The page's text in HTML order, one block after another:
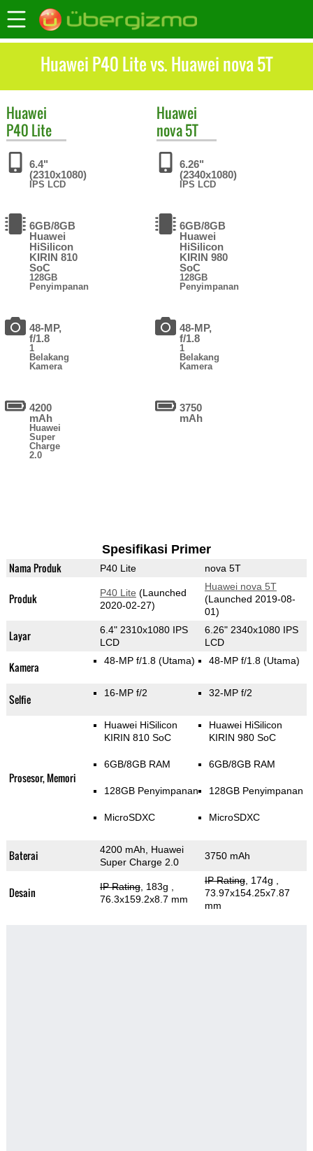
Huawei P40 Lite vs. Huawei nova 5T
Huawei
P40 Lite
6.4"
(2310x1080)
IPS LCD
6GB/8GB
Huawei
HiSilicon
KIRIN 810
SoC
128GB
Penyimpanan
48-MP,
f/1.8
1
Belakang
Kamera
4200
mAh
Huawei
Super
Charge
2.0
Huawei
nova 5T
6.26"
(2340x1080)
IPS LCD
6GB/8GB
Huawei
HiSilicon
KIRIN 980
SoC
128GB
Penyimpanan
48-MP,
f/1.8
1
Belakang
Kamera
3750
mAh
Spesifikasi Primer
Nama Produk P40 Lite nova 5T
Produk P40 Lite (Launched
2020-02-27)
Huawei nova 5T
(Launched 2019-08-
01)
Layar
6.4" 2310x1080 IPS
LCD
6.26" 2340x1080 IPS
LCD
Kamera 48-MP f/1.8 (Utama) 48-MP f/1.8 (Utama)
Selfie 16-MP f/2 32-MP f/2
Prosesor, Memori
Huawei HiSilicon
KIRIN 810 SoC
6GB/8GB RAM
128GB Penyimpanan
MicroSDXC
Huawei HiSilicon
KIRIN 980 SoC
6GB/8GB RAM
128GB Penyimpanan
MicroSDXC
Baterai
4200 mAh, Huawei
Super Charge 2.0
3750 mAh
Desain IP Rating, 183g
76.3x159.2x8.7 mm
IP Rating, 174g
73.97x154.25x7.87
mm